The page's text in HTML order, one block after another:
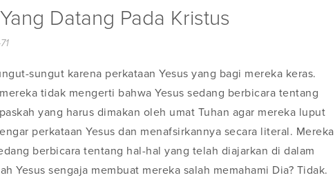
Datang Pada Kristus
sungut karena perkataan Yesus yang bagi mereka keras.
tidak mengerti bahwa Yesus sedang berbicara tentang
yang harus dimakan oleh umat Tuhan agar mereka luput
perkataan Yesus dan menafsirkannya secara literal. Mereka
berbicara tentang hal-hal yang telah diajarkan di dalam
Yesus sengaja membuat mereka salah memahami Dia? Tidak.